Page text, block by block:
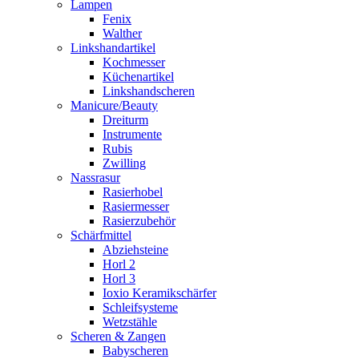
Lampen
Fenix
Walther
Linkshandartikel
Kochmesser
Küchenartikel
Linkshandscheren
Manicure/Beauty
Dreiturm
Instrumente
Rubis
Zwilling
Nassrasur
Rasierhobel
Rasiermesser
Rasierzubehör
Schärfmittel
Abziehsteine
Horl 2
Horl 3
Ioxio Keramikschärfer
Schleifsysteme
Wetzstähle
Scheren & Zangen
Babyscheren